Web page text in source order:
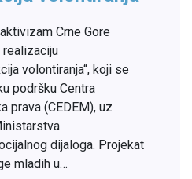
Crne Gore
realizaciju
volontiranja“, koji se
podršku Centra
prava (CEDEM), uz
dijaloga. Projekat
mladih u…